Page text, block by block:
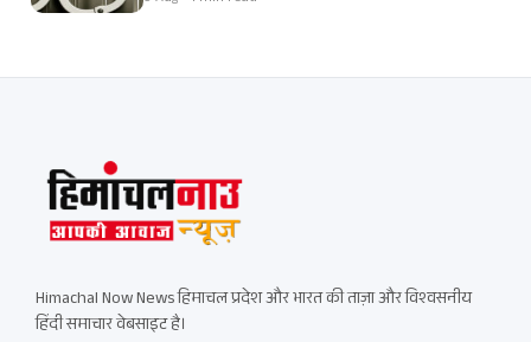
Himachal Now News हिमाचल प्रदेश और भारत की ताज़ा और विश्वसनीय
हिंदी समाचार वेबसाइट है।